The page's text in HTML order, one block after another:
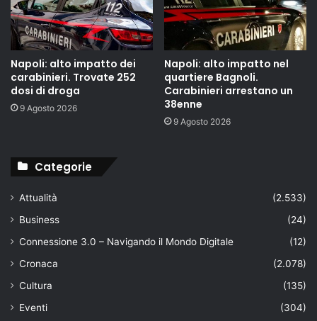
Napoli: alto impatto dei
carabinieri. Trovate 252
dosi di droga
9 Agosto 2026
Napoli: alto impatto nel
quartiere Bagnoli.
Carabinieri arrestano un
38enne
9 Agosto 2026
Categorie
Attualità
(2.533)
Business
(24)
Connessione 3.0 – Navigando il Mondo Digitale
(12)
Cronaca
(2.078)
Cultura
(135)
Eventi
(304)